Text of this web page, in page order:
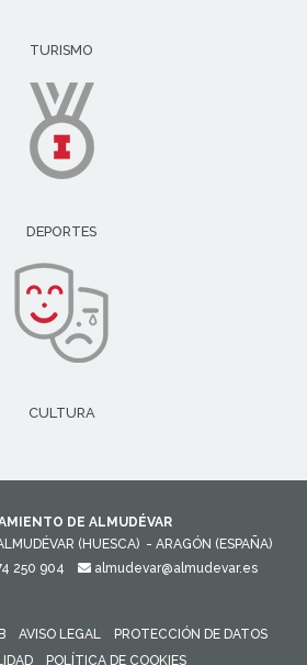
TURISMO
DEPORTES
CULTURA
DE ALMUDÉVAR
(HUESCA) - ARAGÓN (ESPAÑA)
250 904 almudevar@almudevar.es
AVISO LEGAL
PROTECCIÓN DE DATOS
POLÍTICA DE COOKIES